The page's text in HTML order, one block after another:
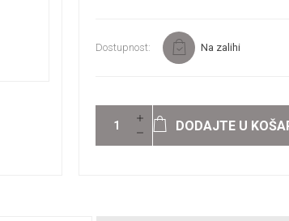
Dostupnost: Na zalihi
DODAJTE U